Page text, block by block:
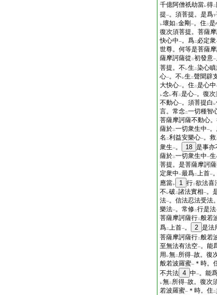
千億阿僧祇劫當レ得二
提一。須菩提。是爲下
レ壞如 二金剛 一。住 二是
復次須菩提。菩薩
快心中一。爲二 必定衆
世尊。何等是菩薩
薩摩訶薩從 二初發意一
菩提。不 レ生 二染心
心一。不 レ生 二聲聞辟
大快心一。住 二是心中
レ念レ有二是心一。復
不動心一。須菩提白 レ
言。常念二一切種智
菩薩摩訶薩不動心
薩於二一切衆生中一
名 二利益安樂心一。救
衆生一。 18 是事亦
薩於二一切衆生中一生
菩提。是菩薩摩訶
定衆中一最爲二上首一
應當レ 1 行二欲法喜
不 レ破 二諸法實相一。
法一。信法忍法受法
樂法一。常修二行是法
菩薩摩訶薩行二般若
爲二上首一。 2 是法
菩薩摩訶薩行二般若
至無法有法空一。能
用 レ無二 所得一故。復
般若波羅蜜一
＊時。
不共法 4 中一。能
レ無二 所得一故。復次
若波羅蜜一 ＊時。住 二